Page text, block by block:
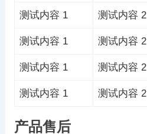
测试内容 1 测试内容 2
测试内容 1 测试内容 2
测试内容 1 测试内容 2
测试内容 1 测试内容 2
产品售后